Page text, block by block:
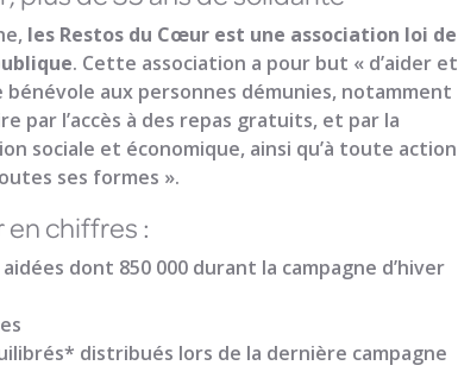
les Restos du Cœur est une association loi de
. Cette association a pour but « d’aider et
bénévole aux personnes démunies, notamment
par l’accès à des repas gratuits, et par la
sociale et économique, ainsi qu’à toute action
ses formes ».
chiffres :
dont 850 000 durant la campagne d’hiver
distribués lors de la dernière campagne